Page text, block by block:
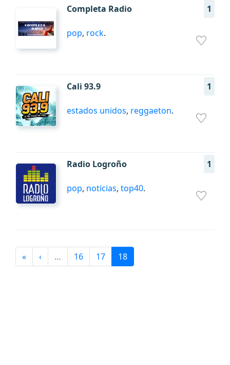
Completa Radio 1
pop, rock.
Cali 93.9 1
estados unidos, reggaeton.
Radio Logroño 1
pop, noticias, top40.
« ‹ … 16 17 18